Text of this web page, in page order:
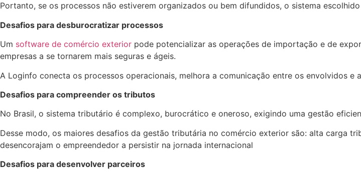
Portanto, se os processos não estiverem organizados ou bem difundidos, o sistema
Desafios para desburocratizar processos
Um software de comércio exterior pode potencializar as operações de importação e de
empresas a se tornarem mais seguras e ágeis.
A Loginfo conecta os processos operacionais, melhora a comunicação entre os envolvidos
Desafios para compreender os tributos
No Brasil, o sistema tributário é complexo, burocrático e oneroso, exigindo uma gestão
Desse modo, os maiores desafios da gestão tributária no comércio exterior são: alta carga
desencorajam o empreendedor a persistir na jornada internacional
Desafios para desenvolver parceiros